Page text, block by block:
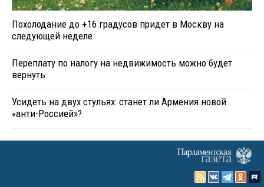
Похолодание до +16 градусов придет в Москву на
следующей неделе
Переплату по налогу на недвижимость можно будет
вернуть
Усидеть на двух стульях: станет ли Армения новой
«анти-Россией»?